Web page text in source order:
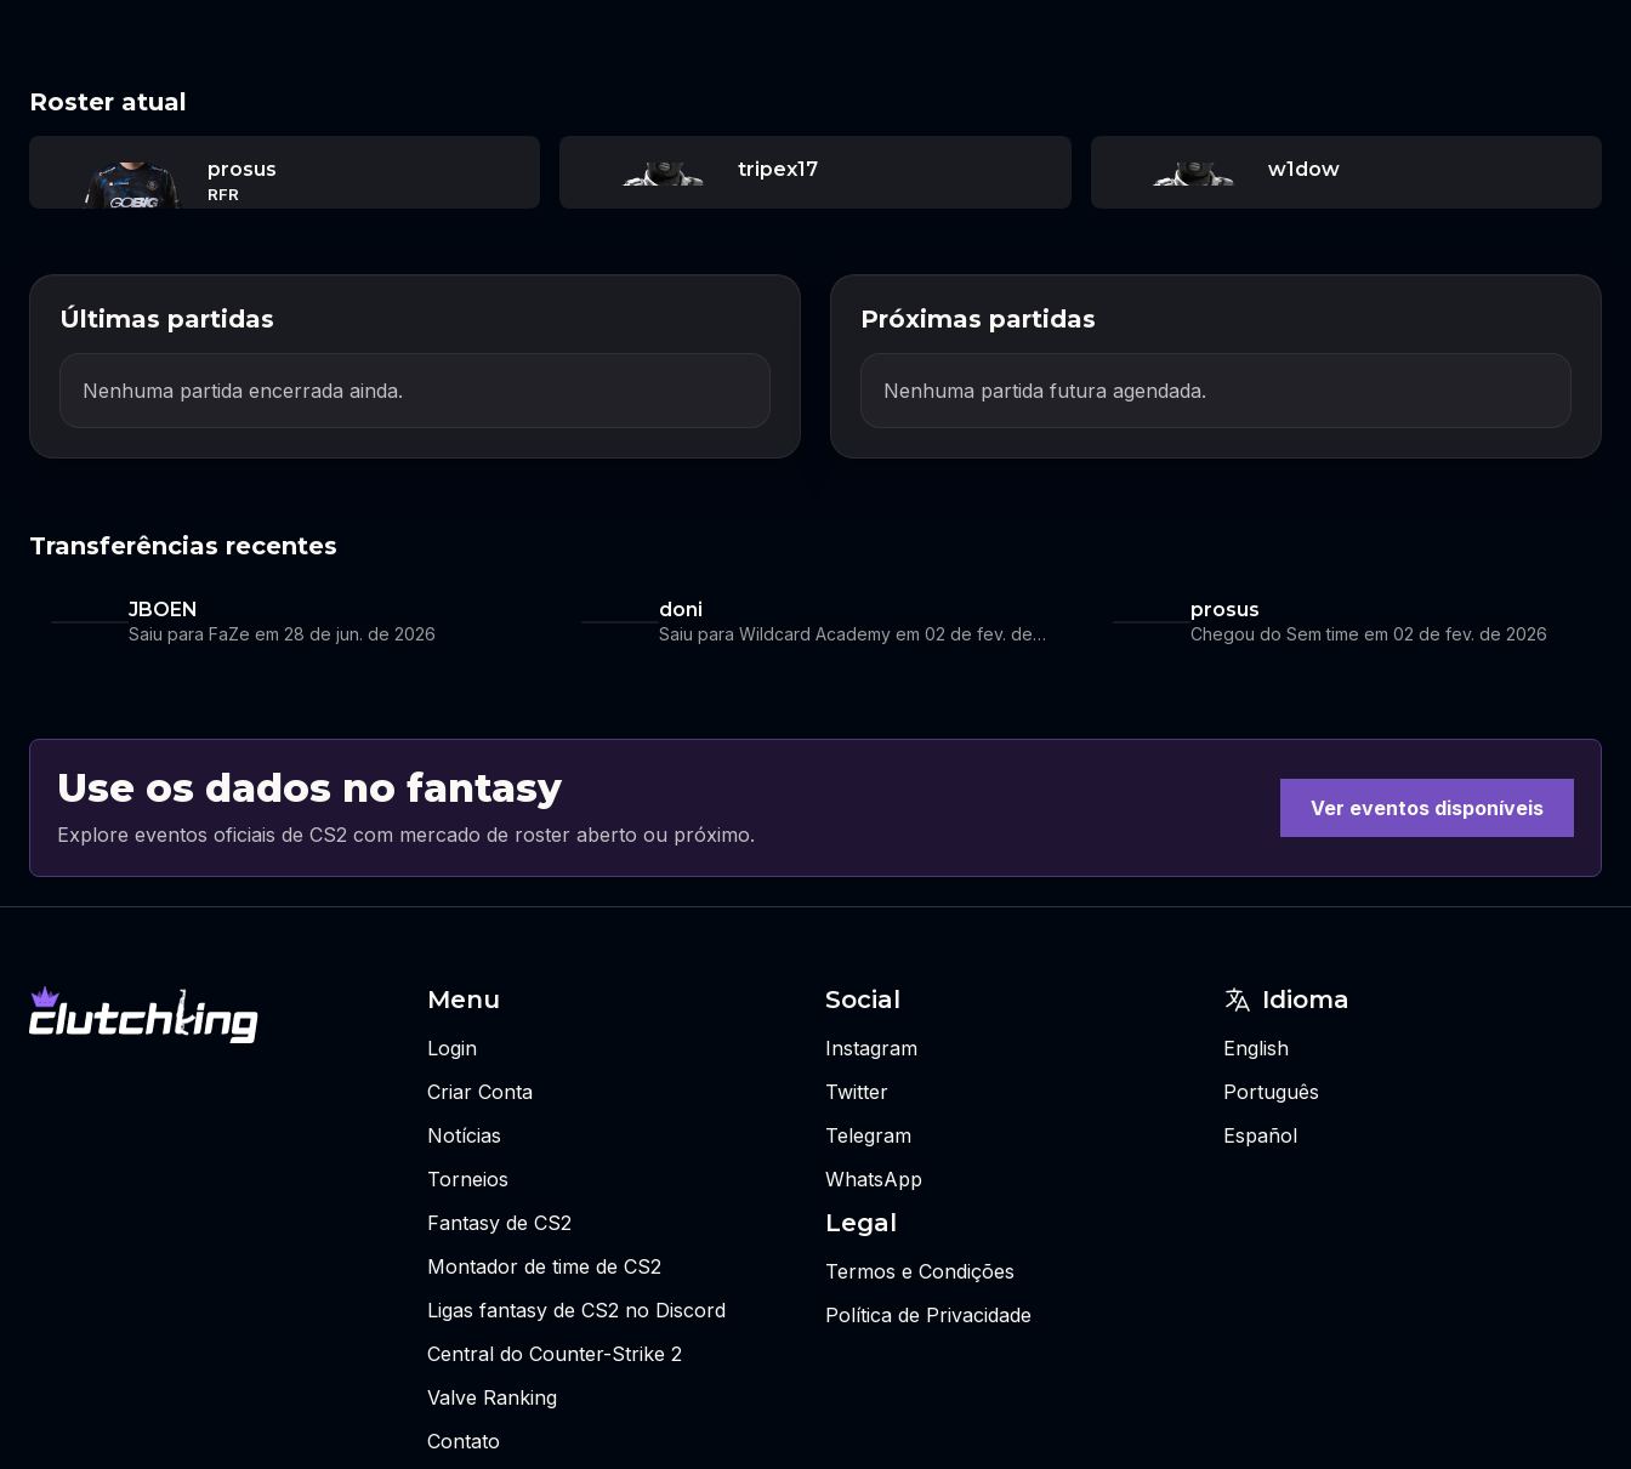
Roster atual
prosus
RFR
tripex17 w1dow
Últimas partidas
Nenhuma partida encerrada ainda.
Próximas partidas
Nenhuma partida futura agendada.
Transferências recentes
JBOEN
Saiu para FaZe em 28 de jun. de 2026
doni
Saiu para Wildcard Academy em 02 de fev. de 2026
prosus
Chegou do Sem time em 02 de fev. de 2026
Use os dados no fantasy
Explore eventos oficiais de CS2 com mercado de roster aberto ou próximo.
Ver eventos disponíveis
Menu
Login
Criar Conta
Notícias
Torneios
Fantasy de CS2
Montador de time de CS2
Ligas fantasy de CS2 no Discord
Central do Counter-Strike 2
Valve Ranking
Contato
Social
Instagram
Twitter
Telegram
WhatsApp
Legal
Termos e Condições
Política de Privacidade
Idioma
English
Português
Español